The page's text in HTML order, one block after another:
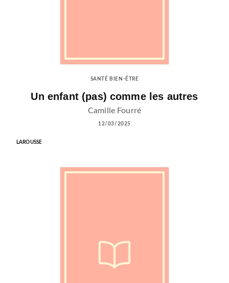
SANTÉ BIEN-ÊTRE
Un enfant (pas) comme les autres
Camille Fourré
12/03/2025
LAROUSSE